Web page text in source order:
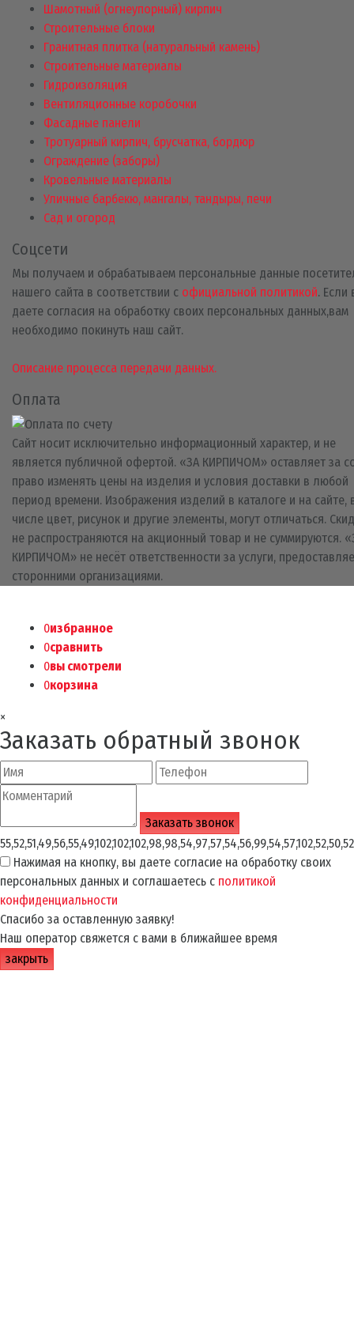
Шамотный (огнеупорный) кирпич
Строительные блоки
Гранитная плитка (натуральный камень)
Строительные материалы
Гидроизоляция
Вентиляционные коробочки
Фасадные панели
Тротуарный кирпич, брусчатка, бордюр
Ограждение (заборы)
Кровельные материалы
Уличные барбекю, мангалы, тандыры, печи
Сад и огород
Соцсети
Мы получаем и обрабатываем персональные данные
нашего сайта в соответствии с официальной политикой. Если
даете согласия на обработку своих персональных данных,вам
необходимо покинуть наш сайт.
Описание процесса передачи данных.
Оплата
Сайт носит исключительно информационный характер, и не
является публичной офертой. «ЗА КИРПИЧОМ» оставляет за
право изменять цены на изделия и условия доставки в любой
период времени. Изображения изделий в каталоге и на сайте,
числе цвет, рисунок и другие элементы, могут отличаться.
не распространяются на акционный товар и не суммируются.
КИРПИЧОМ» не несёт ответственности за услуги,
сторонними организациями.
0избранное
0сравнить
0вы смотрели
0корзина
×
Заказать обратный звонок
Нажимая на кнопку, вы даете согласие на обработку своих
персональных данных и соглашаетесь с политикой
конфиденциальности
Спасибо за оставленную заявку!
Наш оператор свяжется с вами в ближайшее время
закрыть